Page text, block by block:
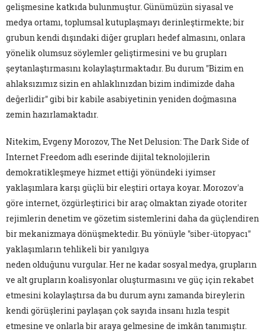
gelişmesine katkıda bulunmuştur. Günümüzün siyasal ve
medya ortamı, toplumsal kutuplaşmayı derinleştirmekte; bir
grubun kendi dışındaki diğer grupları hedef almasını, onlara
yönelik olumsuz söylemler geliştirmesini ve bu grupları
şeytanlaştırmasını kolaylaştırmaktadır. Bu durum "Bizim en
ahlaksızımız sizin en ahlaklınızdan bizim indimizde daha
değerlidir" gibi bir kabile asabiyetinin yeniden doğmasına
zemin hazırlamaktadır.
Nitekim, Evgeny Morozov, The Net Delusion: The Dark Side of
Internet Freedom adlı eserinde dijital teknolojilerin
demokratikleşmeye hizmet ettiği yönündeki iyimser
yaklaşımlara karşı güçlü bir eleştiri ortaya koyar. Morozov'a
göre internet, özgürleştirici bir araç olmaktan ziyade otoriter
rejimlerin denetim ve gözetim sistemlerini daha da güçlendiren
bir mekanizmaya dönüşmektedir. Bu yönüyle "siber-ütopyacı"
yaklaşımların tehlikeli bir yanılgıya
neden olduğunu vurgular. Her ne kadar sosyal medya, grupların
ve alt grupların koalisyonlar oluşturmasını ve güç için rekabet
etmesini kolaylaştırsa da bu durum aynı zamanda bireylerin
kendi görüşlerini paylaşan çok sayıda insanı hızla tespit
etmesine ve onlarla bir araya gelmesine de imkân tanımıştır.